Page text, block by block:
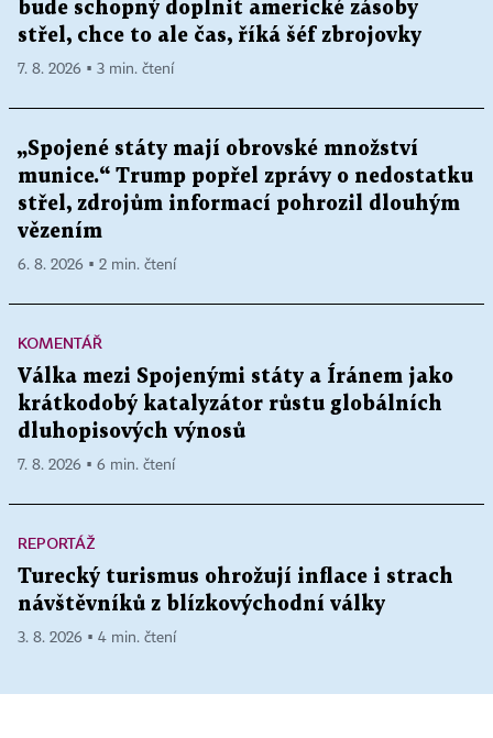
bude schopný doplnit americké zásoby
střel, chce to ale čas, říká šéf zbrojovky
7. 8. 2026 ▪ 3 min. čtení
„Spojené státy mají obrovské množství
munice.“ Trump popřel zprávy o nedostatku
střel, zdrojům informací pohrozil dlouhým
vězením
6. 8. 2026 ▪ 2 min. čtení
KOMENTÁŘ
Válka mezi Spojenými státy a Íránem jako
krátkodobý katalyzátor růstu globálních
dluhopisových výnosů
7. 8. 2026 ▪ 6 min. čtení
REPORTÁŽ
Turecký turismus ohrožují inflace i strach
návštěvníků z blízkovýchodní války
3. 8. 2026 ▪ 4 min. čtení